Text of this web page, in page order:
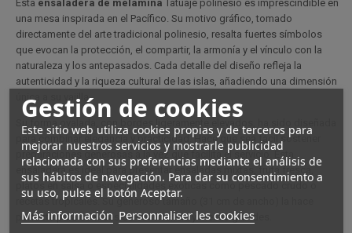
Gestión de cookies
Este sitio web utiliza cookies propias y de terceros para
mejorar nuestros servicios y mostrarle publicidad
relacionada con sus preferencias mediante el análisis de
sus hábitos de navegación. Para dar su consentimiento a
su uso, pulse el botón Aceptar.
Más información Personnaliser les cookies
Esta ensaladera de melamina Tatuaje polinesio es imprescindible en
una mesa inspirada en el Pacífico. Su motivo gráfico, tomado
directamente del arte tradicional polinesio, resalta fuertes símbolos
que evocan la protección, el compartir, la armonía y el vínculo con la
naturaleza y los antepasados. Cada detalle del diseño refleja la
autenticidad y la riqueza cultural de las islas, añadiendo una dimensión
única a su vajilla.
para combinar elegancia y practicidad. Hace que sea fácil sostener
preparaciones generosas a la vez que facilita el servicio. Esta
ensaladera es ideal para presentar ensaladas mixtas, fruta fresca,
platos en salsa o especialidades exóticas como pescado crudo o
recetas tropicales. Su generoso tamaño (31 cm de ancho) la hace
perfecta para comidas de convivencia y mesas grandes.